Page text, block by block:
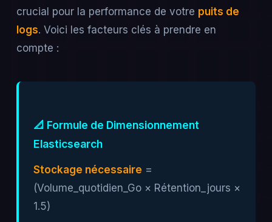
crucial pour la performance de votre puits de
logs. Voici les facteurs clés à prendre en
compte :
📐 Formule de Dimensionnement
Elasticsearch
Stockage nécessaire =
(Volume_quotidien_Go × Rétention_jours ×
1.5)